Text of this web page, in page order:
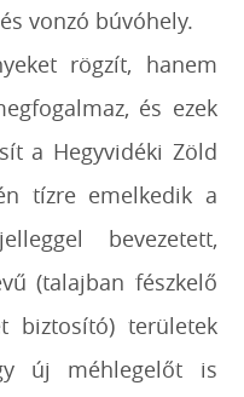
vonzó búvóhely.
rögzít, hanem
és ezek
a Hegyvidéki Zöld
tízre emelkedik a
bevezetett,
(talajban fészkelő
biztosító) területek
új méhlegelőt is